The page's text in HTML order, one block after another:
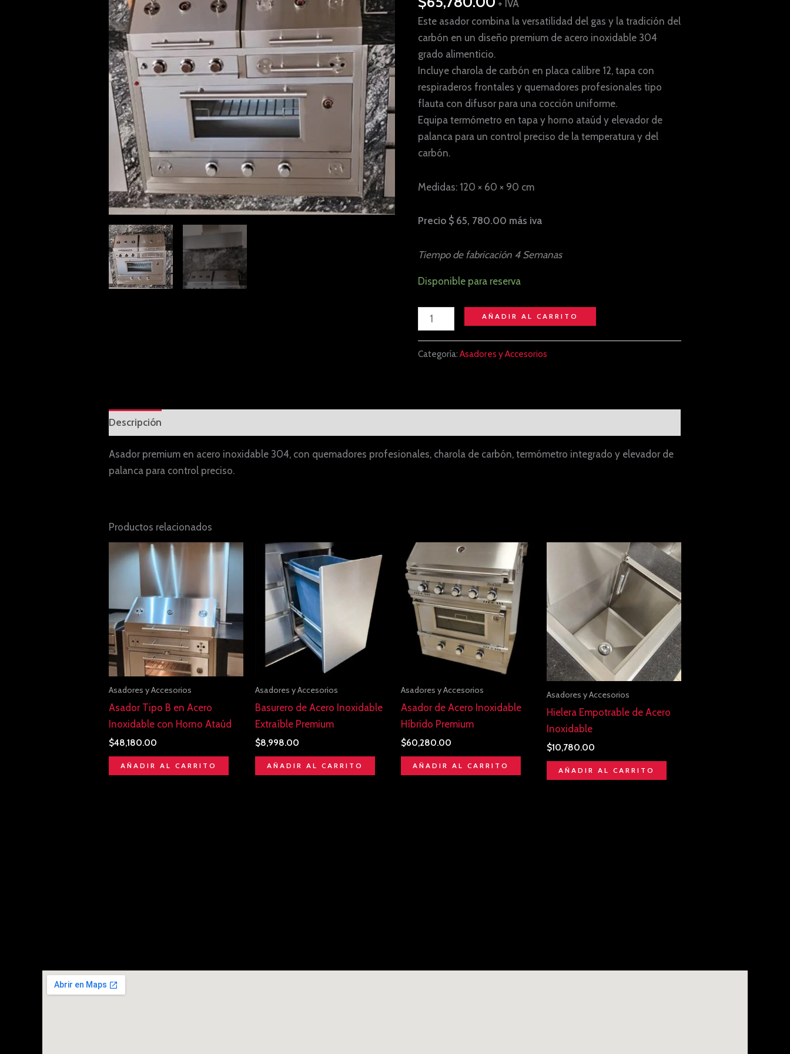
+ IVA
Este asador combina la versatilidad del gas y la tradición del
carbón en un diseño premium de acero inoxidable 304
grado alimenticio.
Incluye charola de carbón en placa calibre 12, tapa con
respiraderos frontales y quemadores profesionales tipo
flauta con difusor para una cocción uniforme.
Equipa termómetro en tapa y horno ataúd y elevador de
palanca para un control preciso de la temperatura y del
carbón.
Medidas: 120 × 60 × 90 cm
Precio $ 65, 780.00 más iva
Tiempo de fabricación 4 Semanas
Disponible para reserva
Carbón
con
Horno
Ataúd
cantidad
AÑADIR AL CARRITO
Categoría: Asadores y Accesorios
Descripción
Asador premium en acero inoxidable 304, con quemadores profesionales, charola de carbón, termómetro integrado y elevador de
palanca para control preciso.
Productos relacionados
Asadores y Accesorios
Asador Tipo B en Acero
Inoxidable con Horno Ataúd
$48,180.00
AÑADIR AL CARRITO
Asadores y Accesorios
Basurero de Acero Inoxidable
Extraíble Premium
$8,998.00
AÑADIR AL CARRITO
Asadores y Accesorios
Asador de Acero Inoxidable
Híbrido Premium
$60,280.00
AÑADIR AL CARRITO
Asadores y Accesorios
Hielera Empotrable de Acero
Inoxidable
$10,780.00
AÑADIR AL CARRITO